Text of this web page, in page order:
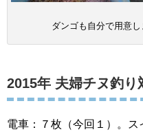
ダンゴも自分で用意し
2015年 夫婦チヌ釣り
電車：７枚（今回１）。